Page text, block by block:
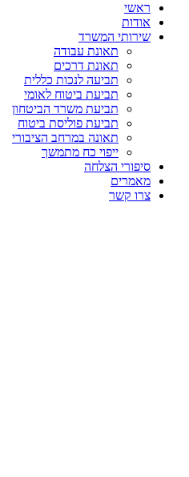
ראשי
אודות
שירותי המשרד
תאונת עבודה
תאונת דרכים
תביעה לנכות כללית
תביעת ביטוח לאומי
תביעת משרד הביטחון
תביעת פוליסת ביטוח
תאונה במרחב הציבורי
ייפוי כח מתמשך
סיפורי הצלחה
מאמרים
צרו קשר